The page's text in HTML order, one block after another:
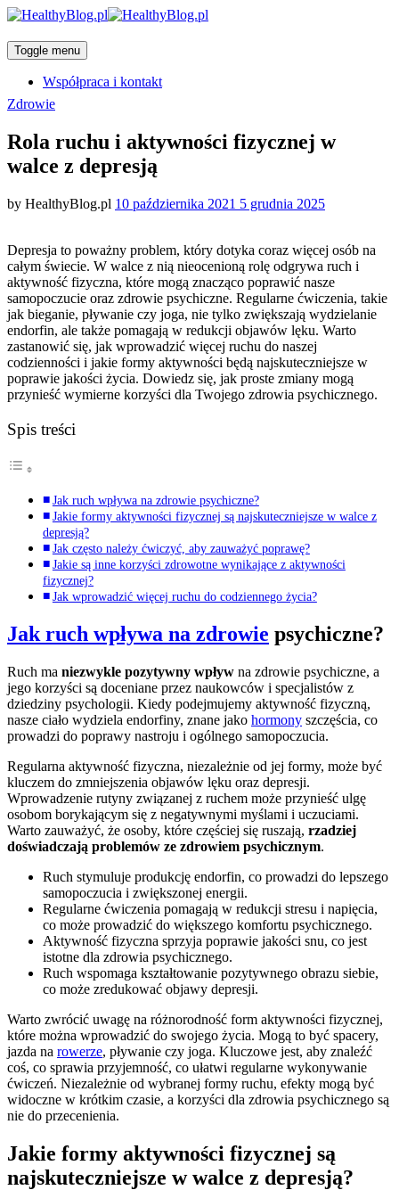
Toggle menu
Współpraca i kontakt
Categories
Zdrowie
Rola ruchu i aktywności fizycznej w
walce z depresją
by HealthyBlog.pl Posted
10 października 2021 5 grudnia 2025
Depresja to poważny problem, który dotyka coraz więcej osób na
całym świecie. W walce z nią nieocenioną rolę odgrywa ruch i
aktywność fizyczna, które mogą znacząco poprawić nasze
samopoczucie oraz zdrowie psychiczne. Regularne ćwiczenia, takie
jak bieganie, pływanie czy joga, nie tylko zwiększają wydzielanie
endorfin, ale także pomagają w redukcji objawów lęku. Warto
zastanowić się, jak wprowadzić więcej ruchu do naszej
codzienności i jakie formy aktywności będą najskuteczniejsze w
poprawie jakości życia. Dowiedz się, jak proste zmiany mogą
przynieść wymierne korzyści dla Twojego zdrowia psychicznego.
Spis treści
Jak ruch wpływa na zdrowie psychiczne?
Jakie formy aktywności fizycznej są najskuteczniejsze w walce z
depresją?
Jak często należy ćwiczyć, aby zauważyć poprawę?
Jakie są inne korzyści zdrowotne wynikające z aktywności
fizycznej?
Jak wprowadzić więcej ruchu do codziennego życia?
Jak ruch wpływa na zdrowie psychiczne?
Ruch ma niezwykle pozytywny wpływ na zdrowie psychiczne, a
jego korzyści są doceniane przez naukowców i specjalistów z
dziedziny psychologii. Kiedy podejmujemy aktywność fizyczną,
nasze ciało wydziela endorfiny, znane jako hormony szczęścia, co
prowadzi do poprawy nastroju i ogólnego samopoczucia.
Regularna aktywność fizyczna, niezależnie od jej formy, może być
kluczem do zmniejszenia objawów lęku oraz depresji.
Wprowadzenie rutyny związanej z ruchem może przynieść ulgę
osobom borykającym się z negatywnymi myślami i uczuciami.
Warto zauważyć, że osoby, które częściej się ruszają, rzadziej
doświadczają problemów ze zdrowiem psychicznym.
Ruch stymuluje produkcję endorfin, co prowadzi do lepszego
samopoczucia i zwiększonej energii.
Regularne ćwiczenia pomagają w redukcji stresu i napięcia,
co może prowadzić do większego komfortu psychicznego.
Aktywność fizyczna sprzyja poprawie jakości snu, co jest
istotne dla zdrowia psychicznego.
Ruch wspomaga kształtowanie pozytywnego obrazu siebie,
co może zredukować objawy depresji.
Warto zwrócić uwagę na różnorodność form aktywności fizycznej,
które można wprowadzić do swojego życia. Mogą to być spacery,
jazda na rowerze, pływanie czy joga. Kluczowe jest, aby znaleźć
coś, co sprawia przyjemność, co ułatwi regularne wykonywanie
ćwiczeń. Niezależnie od wybranej formy ruchu, efekty mogą być
widoczne w krótkim czasie, a korzyści dla zdrowia psychicznego są
nie do przecenienia.
Jakie formy aktywności fizycznej są
najskuteczniejsze w walce z depresją?